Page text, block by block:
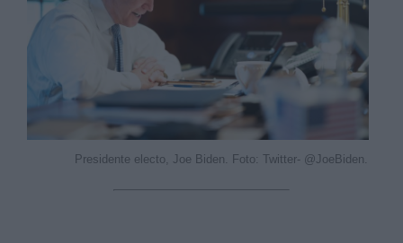
Presidente electo, Joe Biden. Foto: Twitter- @JoeBiden.